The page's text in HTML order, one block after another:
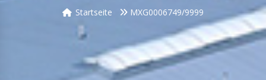
Startseite MXG0006749/9999